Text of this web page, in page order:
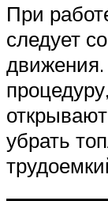
При
следует
движения.
убрать